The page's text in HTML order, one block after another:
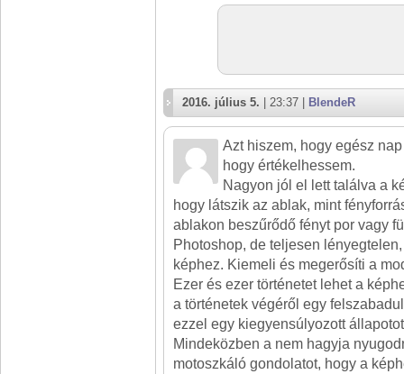
2016. július 5. | 23:37 | BlendeR
Azt hiszem, hogy egész
hogy értékelhessem.
Nagyon jól el lett találva a
hogy látszik az ablak, mint
ablakon beszűrődő fényt por vagy
Photoshop, de teljesen
képhez. Kiemeli és megerősíti a
Ezer és ezer történetet lehet a
a történetek végéről egy
ezzel egy kiegyensúlyozott
Mindeközben a nem hagyja
motoszkáló gondolatot, hogy a